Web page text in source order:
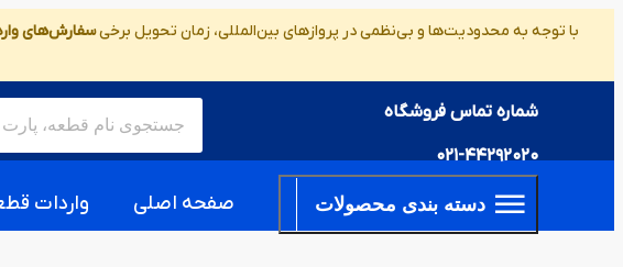
با توجه به محدودیت‌ها و بی‌نظمی در پروازهای بین‌المللی، زمان تحویل برخیسفارش‌های
شماره تماس فروشگاه
021-44292020
دسته بندی محصولات صفحه اصلی واردات